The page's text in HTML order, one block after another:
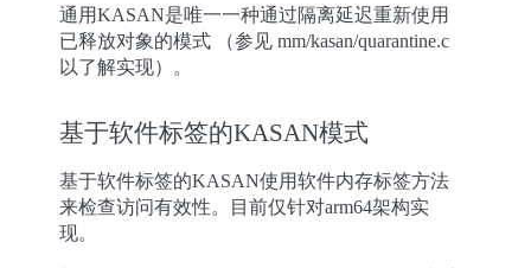
通用KASAN是唯一一种通过隔离延迟重新使用
已释放对象的模式 （参见 mm/kasan/quarantine.c
以了解实现）。
基于软件标签的KASAN模式
基于软件标签的KASAN使用软件内存标签方法
来检查访问有效性。目前仅针对arm64架构实
现。